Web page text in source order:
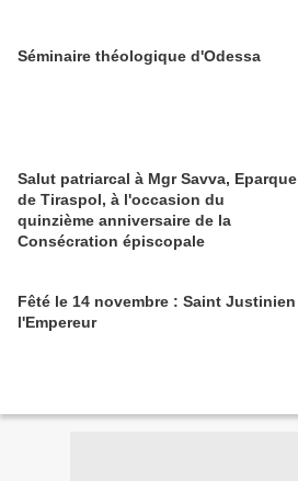
Séminaire théologique d'Odessa
Salut patriarcal à Mgr Savva, Eparque
de Tiraspol, à l'occasion du
quinzième anniversaire de la
Consécration épiscopale
Fêté le 14 novembre : Saint Justinien
l'Empereur